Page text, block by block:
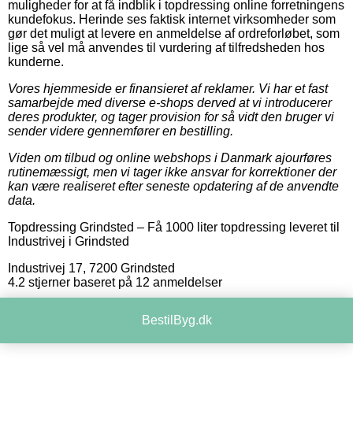
muligheder for at få indblik i topdressing online forretningens
kundefokus. Herinde ses faktisk internet virksomheder som
gør det muligt at levere en anmeldelse af ordreforløbet, som
lige så vel må anvendes til vurdering af tilfredsheden hos
kunderne.
Vores hjemmeside er finansieret af reklamer. Vi har et fast
samarbejde med diverse e-shops derved at vi introducerer
deres produkter, og tager provision for så vidt den bruger vi
sender videre gennemfører en bestilling.
Viden om tilbud og online webshops i Danmark ajourføres
rutinemæssigt, men vi tager ikke ansvar for korrektioner der
kan være realiseret efter seneste opdatering af de anvendte
data.
Topdressing Grindsted – Få 1000 liter topdressing leveret til
Industrivej i Grindsted
Industrivej 17, 7200 Grindsted
4.2 stjerner baseret på 12 anmeldelser
BestilByg.dk